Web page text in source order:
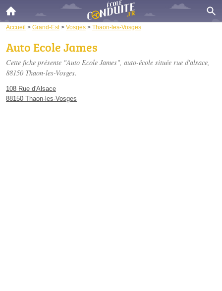
Accueil > Grand-Est> Vosges > Thaon-les-Vosges
Auto Ecole James
Cette fiche présente "Auto Ecole James", auto-école située rue d'alsace,
88150 Thaon-les-Vosges.
108 Rue d'Alsace
88150 Thaon-les-Vosges